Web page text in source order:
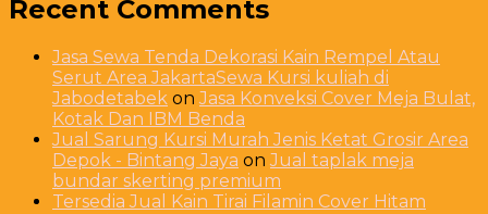
Recent Comments
Jasa Sewa Tenda Dekorasi Kain Rempel Atau
Serut Area JakartaSewa Kursi kuliah di
Jabodetabek onJasa Konveksi Cover Meja Bulat,
Kotak Dan IBM Benda
Jual Sarung Kursi Murah Jenis Ketat Grosir Area
Depok - Bintang Jaya onJual taplak meja
bundar skerting premium
Tersedia Jual Kain Tirai Filamin Cover Hitam